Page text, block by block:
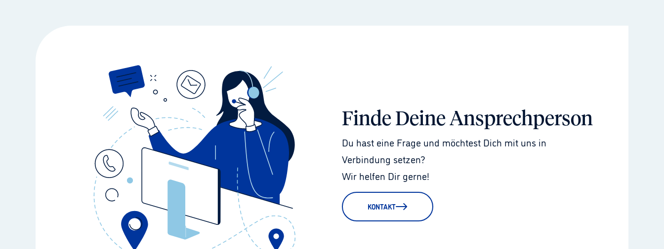
Finde Deine Ansprechperson
Du hast eine Frage und möchtest Dich mit uns in
Verbindung setzen?
Wir helfen Dir gerne!
KONTAKT